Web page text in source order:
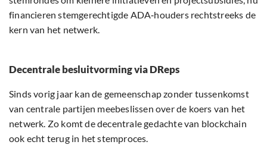
financieren stemgerechtigde ADA‑houders rechtstreeks de
kern van het netwerk.
Decentrale besluitvorming via DReps
Sinds vorig jaar kan de gemeenschap zonder tussenkomst
van centrale partijen meebeslissen over de koers van het
netwerk. Zo komt de decentrale gedachte van blockchain
ook echt terug in het stemproces.